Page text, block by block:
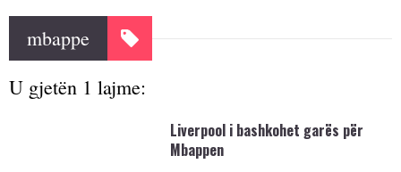
mbappe
U gjetën 1 lajme:
Liverpool i bashkohet garës për
Mbappen